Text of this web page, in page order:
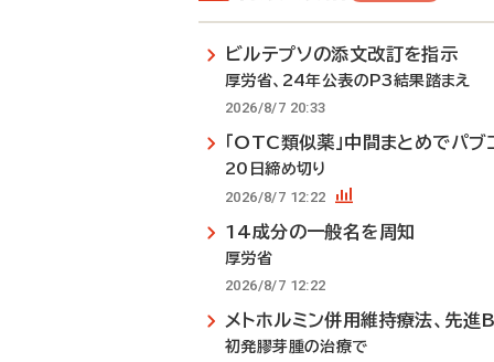
ビルテプソの添文改訂を指示
厚労省、24年公表のP3結果踏まえ
2026/8/7 20:33
「OTC類似薬」中間まとめでパブ
20日締め切り
2026/8/7 12:22
14成分の一般名を周知
厚労省
2026/8/7 12:22
メトホルミン併用維持療法、先進
初発膠芽腫の治療で